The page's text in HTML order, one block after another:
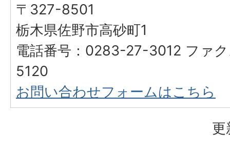
〒327-8501
栃木県佐野市高砂町1
電話番号：0283-27-3012 ファ
5120
お問い合わせフォームはこちら
更